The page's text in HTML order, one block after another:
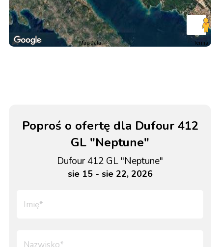
Map Data Terms
Poproś o ofertę dla Dufour 412
GL "Neptune"
Dufour 412 GL "Neptune"
sie 15 - sie 22, 2026